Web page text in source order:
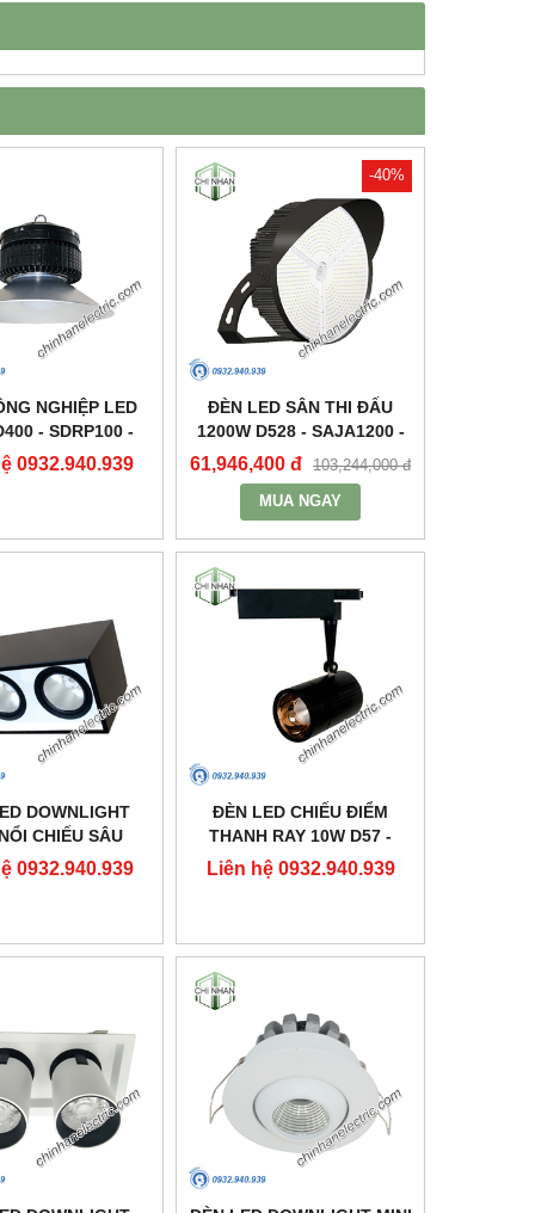
NGHIỆP LED
- SDRP100 -
DUHAL
0932.940.939
-40%
ĐÈN LED SÂN THI ĐẤU
1200W D528 - SAJA1200 -
DUHAL
61,946,400 đ 103,244,000 đ
MUA NGAY
DOWNLIGHT
CHIẾU SÂU
- DFB2301
- DUHAL
0932.940.939
ĐÈN LED CHIẾU ĐIỂM
THANH RAY 10W D57 -
DIA1101 - DUHAL
Liên hệ 0932.940.939